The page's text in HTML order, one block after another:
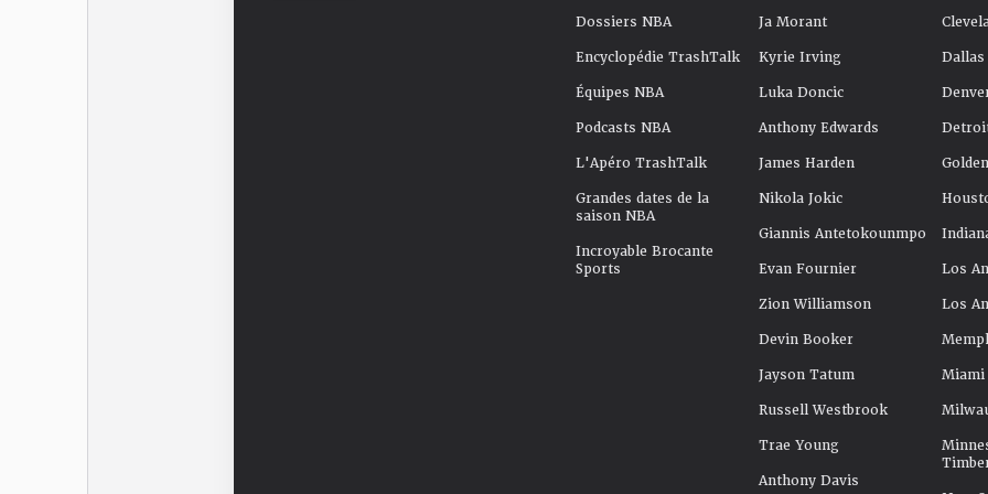
Dossiers NBA
Encyclopédie TrashTalk
Équipes NBA
Podcasts NBA
L'Apéro TrashTalk
Grandes dates de la
saison NBA
Incroyable Brocante
Sports
Ja Morant
Kyrie Irving
Luka Doncic
Anthony Edwards
James Harden
Nikola Jokic
Giannis Antetokounmpo
Evan Fournier
Zion Williamson
Devin Booker
Jayson Tatum
Russell Westbrook
Trae Young
Anthony Davis
Los
Los
Miami